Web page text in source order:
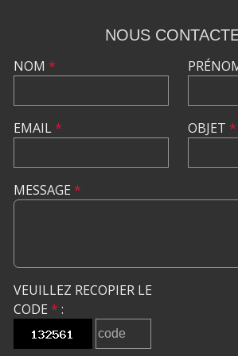
NOUS
NOM *
EMAIL* OBJET *
MESSAGE *
VEUILLEZ RECOPIER LE
CODE * :